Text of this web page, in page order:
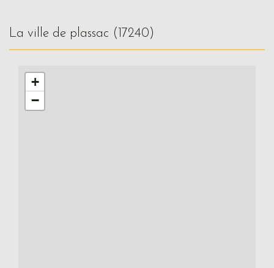
la ville de plassac (17240)
+
−